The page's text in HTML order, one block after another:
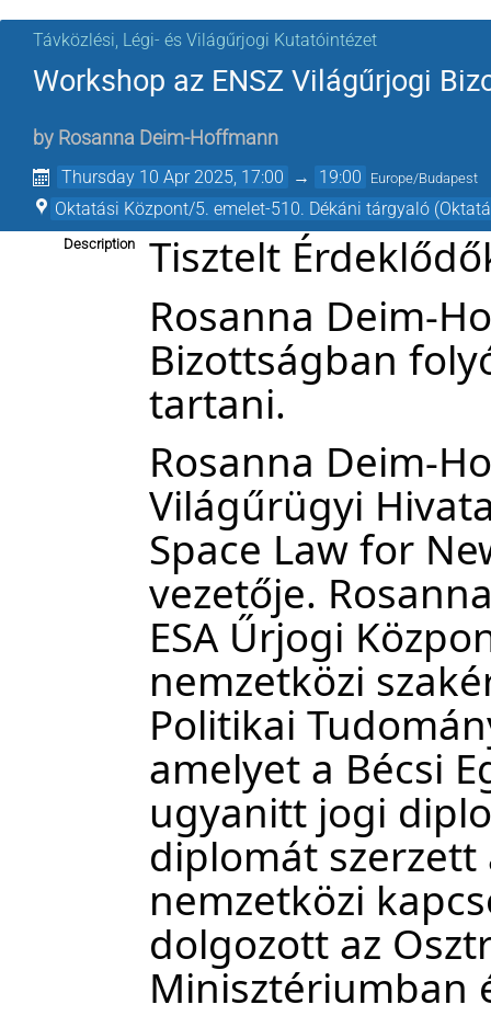
Távközlési, Légi- és Világűrjogi Kutatóintézet
Workshop az ENSZ Világűrjogi
by Rosanna Deim-Hoffmann
Thursday 10 Apr 2025, 17:00 → 19:00 Europe/Budapest
Oktatási Központ/5. emelet-510. Dékáni tárgyaló
Description
Tisztelt
Rosanna Deim-
tartani.
Rosanna Deim-
Világűrügyi
Space Law for
vezetője.
ESA Űrjogi
nemzetközi
Politikai
amelyet a Bécsi
ugyanitt jogi
diplomát
nemzetközi
dolgozott az
Minisztériumban